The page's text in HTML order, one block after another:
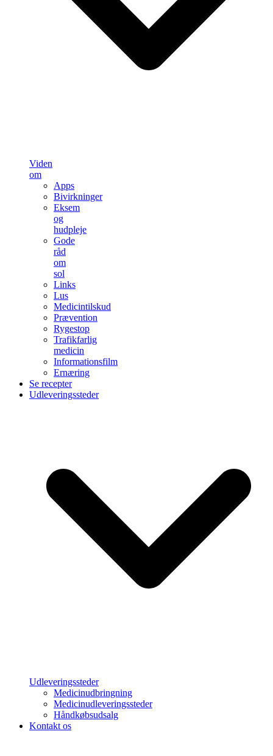
Viden
om
Apps
Bivirkninger
Eksem
og
hudpleje
Gode
råd
om
sol
Links
Lus
Medicintilskud
Prævention
Rygestop
Trafikfarlig
medicin
Informationsfilm
Ernæring
Se recepter
Udleveringssteder
Udleveringssteder
Medicinudbringning
Medicinudleveringssteder
Håndkøbsudsalg
Kontakt os